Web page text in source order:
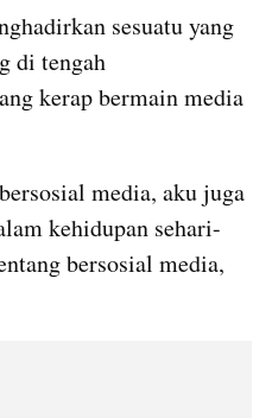
sesuatu yang
di tengah
kerap bermain media
media, aku juga
kehidupan sehari-
bersosial media,